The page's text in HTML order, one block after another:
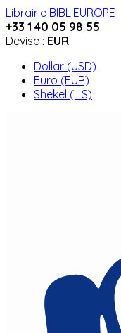
Librairie BIBLIEUROPE
+33 1 40 05 98 55
Devise : EUR
Dollar (USD)
Euro (EUR)
Shekel (ILS)